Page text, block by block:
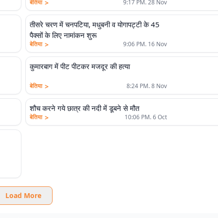
बेतिया > 9:17 PM. 28 Nov
तीसरे चरण में चनपटिया, मधुबनी व योगापट्टी के 45
पैक्सों के लिए नामांकन शुरू
बेतिया > 9:06 PM. 16 Nov
कुमारबाग में पीट पीटकर मजदूर की हत्या
बेतिया > 8:24 PM. 8 Nov
शौच करने गये छात्र की नदी में डूबने से मौत
बेतिया > 10:06 PM. 6 Oct
Load More